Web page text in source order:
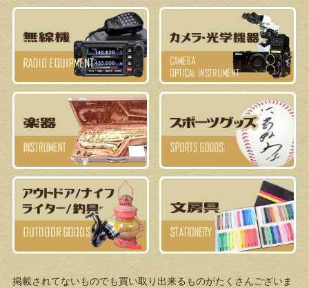
掲載されてないものでも買い取り出来るものがたくさんございま